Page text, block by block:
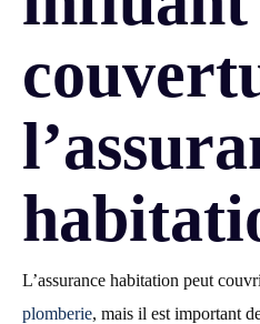
L’assurance habitation peut
plomberie, mais il est important